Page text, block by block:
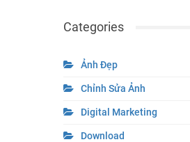
Categories
Ảnh Đẹp
Chỉnh Sửa Ảnh
Digital Marketing
Download